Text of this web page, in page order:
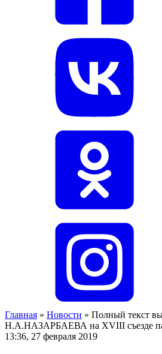
Главная » Новости » Полный текст
Н.А.НАЗАРБАЕВА на XVIII съезде
13:36, 27 февраля 2019